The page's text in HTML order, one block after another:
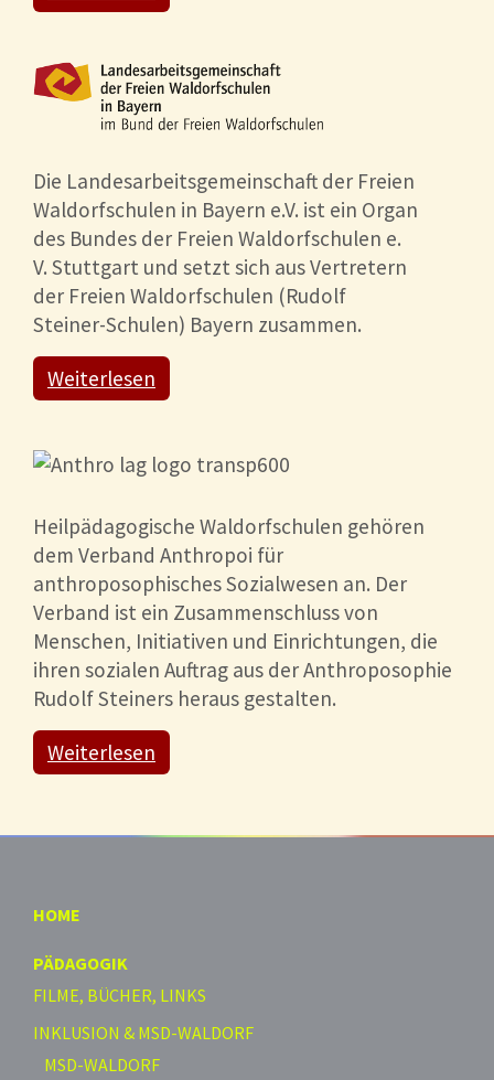
Die Landesarbeitsgemeinschaft der Freien
Waldorfschulen in Bayern e.V. ist ein Organ
des Bundes der Freien Waldorfschulen e.
V. Stuttgart und setzt sich aus Vertretern
der Freien Waldorfschulen (Rudolf
Steiner-Schulen) Bayern zusammen.
Weiterlesen
Heilpädagogische Waldorfschulen gehören
dem Verband Anthropoi für
anthroposophisches Sozialwesen an. Der
Verband ist ein Zusammenschluss von
Menschen, Initiativen und Einrichtungen, die
ihren sozialen Auftrag aus der Anthroposophie
Rudolf Steiners heraus gestalten.
Weiterlesen
HOME
PÄDAGOGIK
FILME, BÜCHER, LINKS
INKLUSION & MSD-WALDORF
MSD-WALDORF